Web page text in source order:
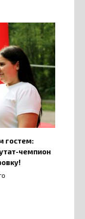
гостем:
чемпион